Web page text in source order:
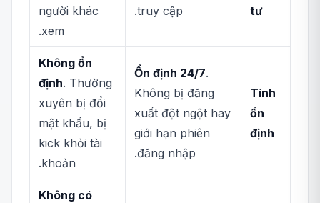
tư
truy cập.
người khác
xem.
Tính
ổn
định
Ổn định 24/7.
Không bị đăng
xuất đột ngột hay
giới hạn phiên
đăng nhập.
Không ổn
định. Thường
xuyên bị đổi
mật khẩu, bị
kick khỏi tài
khoản.
Không có